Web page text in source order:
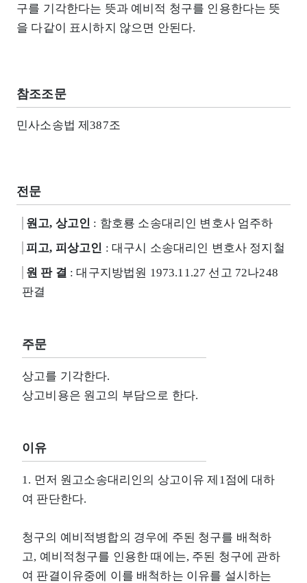
구를 기각한다는 뜻과 예비적 청구를 인용한다는 뜻
을 다같이 표시하지 않으면 안된다.
참조조문
민사소송법 제387조
전문
원고, 상고인 : 함호룡 소송대리인 변호사 엄주하
피고, 피상고인 : 대구시 소송대리인 변호사 정지철
원 판 결 : 대구지방법원 1973.11.27 선고 72나248
판결
주문
상고를 기각한다.
상고비용은 원고의 부담으로 한다.
이유
1. 먼저 원고소송대리인의 상고이유 제1점에 대하
여 판단한다.
청구의 예비적병합의 경우에 주된 청구를 배척하
고, 예비적청구를 인용한 때에는, 주된 청구에 관하
여 판결이유중에 이를 배척하는 이유를 설시하는